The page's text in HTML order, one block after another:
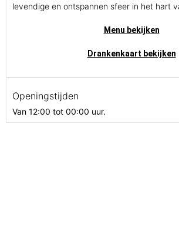
levendige en ontspannen sfeer in het hart
Menu bekijken
Drankenkaart bekijken
Openingstijden
Van 12:00 tot 00:00 uur.